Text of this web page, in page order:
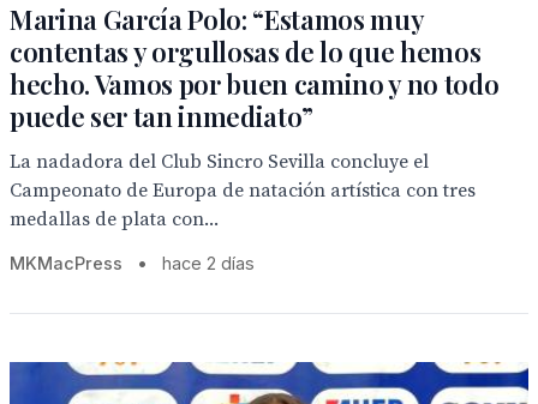
Marina García Polo: “Estamos muy
contentas y orgullosas de lo que hemos
hecho. Vamos por buen camino y no todo
puede ser tan inmediato”
La nadadora del Club Sincro Sevilla concluye el
Campeonato de Europa de natación artística con tres
medallas de plata con...
MKMacPress • hace 2 días